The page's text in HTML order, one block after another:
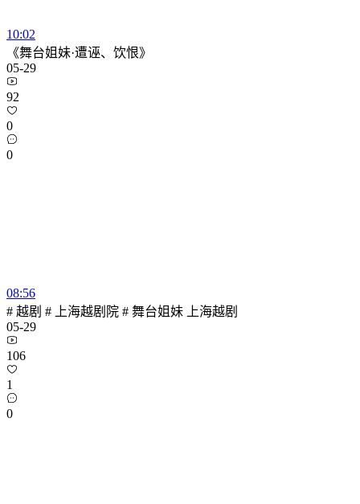
10:02
《舞台姐妹·遭诬、饮恨》
05-29
92
0
0
08:56
# 越剧 # 上海越剧院 # 舞台姐妹 上海越剧
05-29
106
1
0